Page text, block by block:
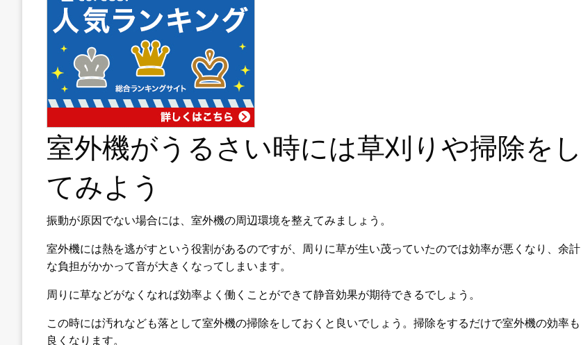
室外機がうるさい時には草刈りや掃除をし
てみよう
振動が原因でない場合には、室外機の周辺環境を整えてみましょう。
室外機には熱を逃がすという役割があるのですが、周りに草が生い茂っていたのでは効率が悪くなり、余計
な負担がかかって音が大きくなってしまいます。
周りに草などがなくなれば効率よく働くことができて静音効果が期待できるでしょう。
この時には汚れなども落として室外機の掃除をしておくと良いでしょう。掃除をするだけで室外機の効率も
良くなります。